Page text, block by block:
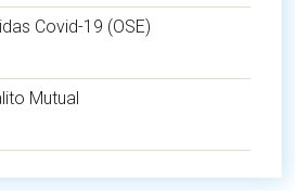
Covid-19 (OSE)
Mutual